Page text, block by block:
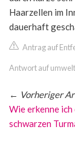
Haarzellen im
dauerhaft
Antrag auf
Antwort auf
← Vorheriger
Wie erkenne
schwarzen